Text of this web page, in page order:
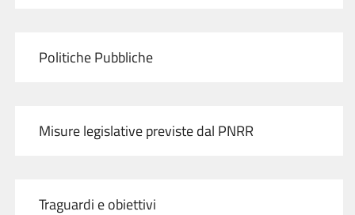
Politiche Pubbliche
Misure legislative previste dal PNRR
Traguardi e obiettivi